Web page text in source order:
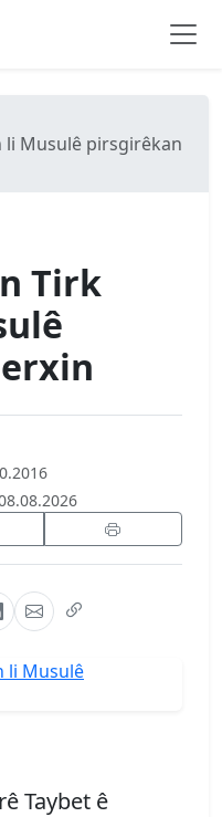
li Musulê pirsgirêkan
Tirk
Taybet ê